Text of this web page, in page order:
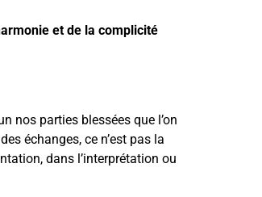
et de la complicité
nos parties blessées que l’on
échanges, ce n’est pas la
dans l’interprétation ou